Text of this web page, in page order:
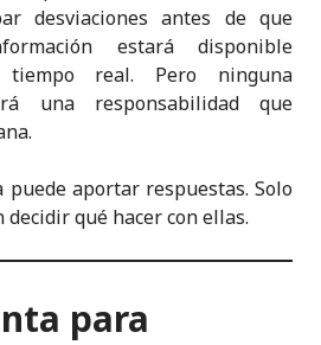
desviaciones antes de que
estará disponible
tiempo real. Pero ninguna
una responsabilidad que
puede aportar respuestas. Solo
qué hacer con ellas.
para